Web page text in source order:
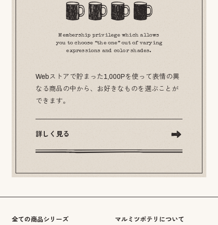
Membership privilege which allows
you to choose “the one” out of varying
expressions and color shades.
Webストアで貯まった1,000Pを使って表情の異
なる商品の中から、お好きなものを選ぶことが
できます。
詳しく見る
全ての商品シリーズ マルミツポテリについて